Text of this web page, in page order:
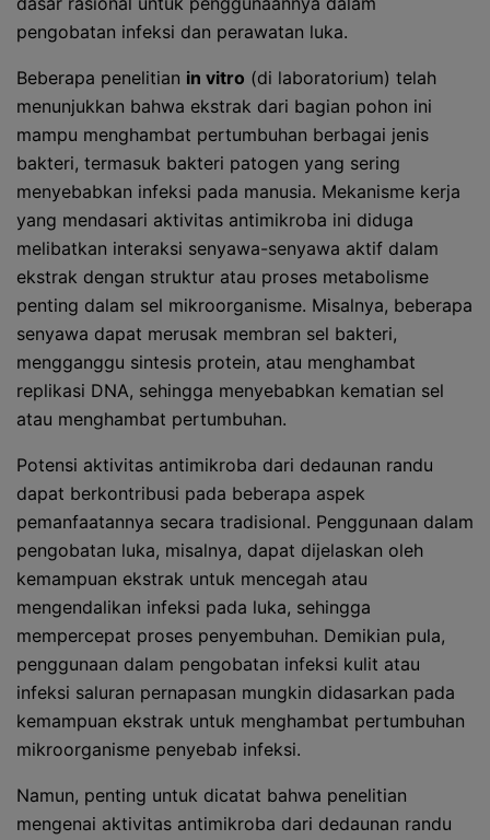
pengobatan infeksi dan perawatan luka.
Beberapa penelitian in vitro (di laboratorium) telah
menunjukkan bahwa ekstrak dari bagian pohon ini
mampu menghambat pertumbuhan berbagai jenis
bakteri, termasuk bakteri patogen yang sering
menyebabkan infeksi pada manusia. Mekanisme kerja
yang mendasari aktivitas antimikroba ini diduga
melibatkan interaksi senyawa-senyawa aktif dalam
ekstrak dengan struktur atau proses metabolisme
penting dalam sel mikroorganisme. Misalnya, beberapa
senyawa dapat merusak membran sel bakteri,
mengganggu sintesis protein, atau menghambat
replikasi DNA, sehingga menyebabkan kematian sel
atau menghambat pertumbuhan.
Potensi aktivitas antimikroba dari dedaunan randu
dapat berkontribusi pada beberapa aspek
pemanfaatannya secara tradisional. Penggunaan dalam
pengobatan luka, misalnya, dapat dijelaskan oleh
kemampuan ekstrak untuk mencegah atau
mengendalikan infeksi pada luka, sehingga
mempercepat proses penyembuhan. Demikian pula,
penggunaan dalam pengobatan infeksi kulit atau
infeksi saluran pernapasan mungkin didasarkan pada
kemampuan ekstrak untuk menghambat pertumbuhan
mikroorganisme penyebab infeksi.
Namun, penting untuk dicatat bahwa penelitian
mengenai aktivitas antimikroba dari dedaunan randu